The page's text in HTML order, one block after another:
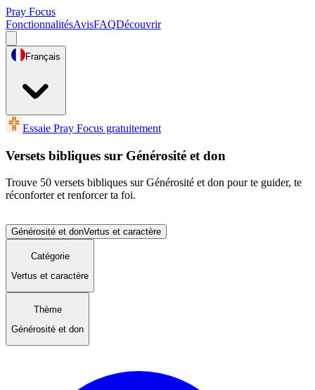
Pray Focus
FonctionnalitésAvisFAQDécouvrir
Français
Essaie Pray Focus gratuitement
Versets bibliques sur Générosité et don
Trouve 50 versets bibliques sur Générosité et don pour te guider, te
réconforter et renforcer ta foi.
Générosité et donVertus et caractère
Catégorie
Vertus et caractère
Thème
Générosité et don